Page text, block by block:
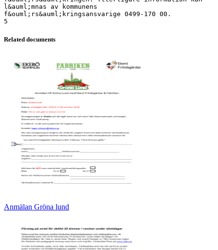
Related documents
Anmälan Gröna lund